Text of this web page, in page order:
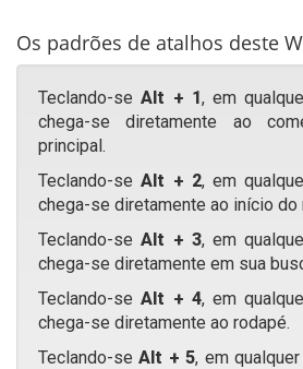
Os padrões de atalhos deste
Teclando-seAlt + 1, em
chega-se diretamente ao
principal.
Teclando-seAlt + 2, em
chega-se diretamente ao início do
Teclando-seAlt + 3, em
chega-se diretamente em sua
Teclando-seAlt + 4, em
chega-se diretamente ao rodapé.
Teclando-seAlt + 5, em